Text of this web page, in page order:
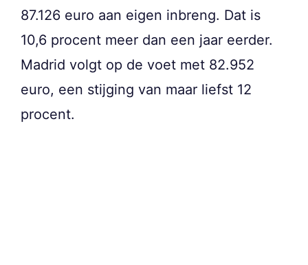
87.126 euro aan eigen inbreng. Dat is
10,6 procent meer dan een jaar eerder.
Madrid volgt op de voet met 82.952
euro, een stijging van maar liefst 12
procent.